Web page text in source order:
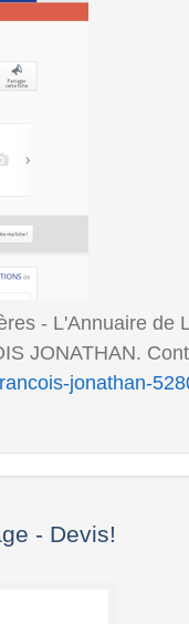
- L'Annuaire de
JONATHAN.
jonathan-
- Devis!